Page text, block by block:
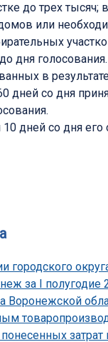
до трех
или
дня голосования.
в
дней со дня
дней со дня
городского
за I полугодие
Воронежской